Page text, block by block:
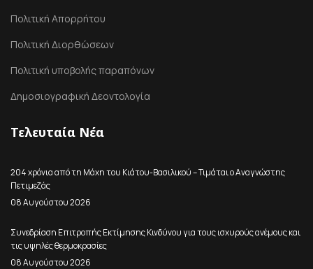
Πολιτική Απορρήτου
Πολιτική Διορθώσεων
Πολιτική υποβολής παραπόνων
Δημοσιογραφική Δεοντολογία
Τελευταία Νέα
204 χρόνια από τη Μάχη του Κιάτου-Βασιλικού – Τιμάται ο Αναγνώστης
Πετιμεζάς
08 Αυγούστου 2026
Συνεδρίαση Επιτροπής Εκτίμησης Κινδύνου για τους ισχυρούς ανέμους και
τις υψηλές θερμοκρασίες
08 Αυγούστου 2026